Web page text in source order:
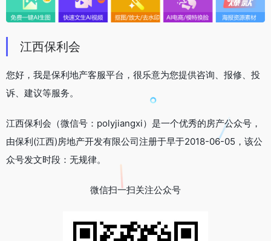
江西保利会
您好，我是保利地产客服平台，很乐意为您提供咨询、报修、投
诉、建议等服务。
江西保利会（微信号：polyjiangxi）是一个优秀的房产公众号，
由保利(江西)房地产开发有限公司注册于早于2018-06-05，该公
众号发文时段：无规律。
微信扫一扫关注公众号